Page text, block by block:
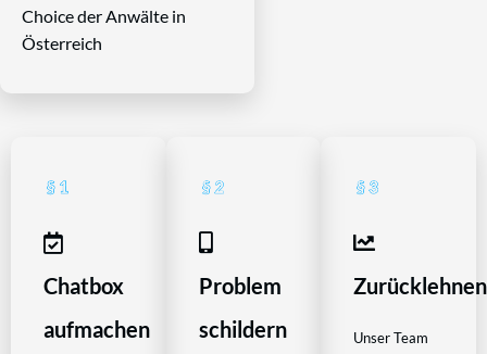
Choice der Anwälte in
Österreich
Chatbox
aufmachen
Problem
schildern
Zurücklehnen
Unser Team